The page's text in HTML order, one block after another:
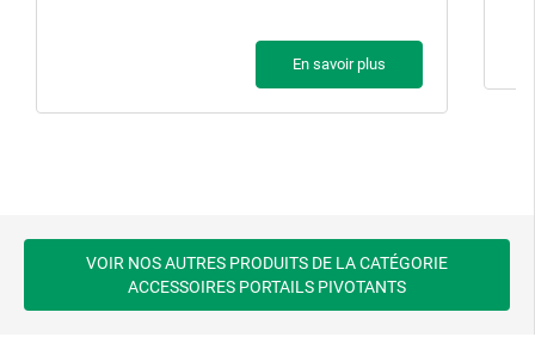
En savoir plus
VOIR NOS AUTRES PRODUITS DE LA CATÉGORIE
ACCESSOIRES PORTAILS PIVOTANTS